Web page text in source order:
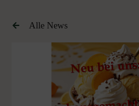
Alle News